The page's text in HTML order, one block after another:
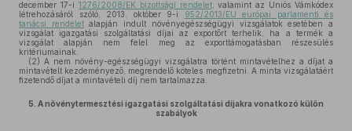
december 17-i 1276/2008/EK bizottsági rendelet, valamint az Uniós Vámkódex
létrehozásáról szóló, 2013. október 9-i
952/2013/EU európai parlamenti és
tanácsi rendeletalapján indult növényegészségügyi vizsgálatok esetében a
vizsgálat igazgatási szolgáltatási díjai az exportőrt terhelik, ha a termék a
vizsgálat alapján nem felel meg az exporttámogatásban részesülés
kritériumainak.
(2) A nem növény-egészségügyi vizsgálatra történt mintavételhez a díjat a
mintavételt kezdeményező, megrendelő köteles megfizetni. A minta vizsgálatáért
fizetendő díjat a mintavételi díj nem tartalmazza.
5. A növénytermesztési igazgatási szolgáltatási díjakra vonatkozó külön
szabályok